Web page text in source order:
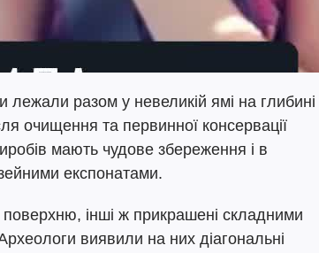
лежали разом у невеликій ямі на глибині
очищення та первинної консервації
мають чудове збереження і в
експонатами.
інші ж прикрашені складними
виявили на них діагональні